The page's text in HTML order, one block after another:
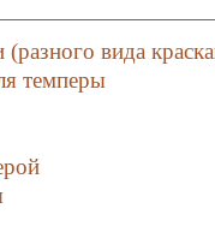
вида
темперы